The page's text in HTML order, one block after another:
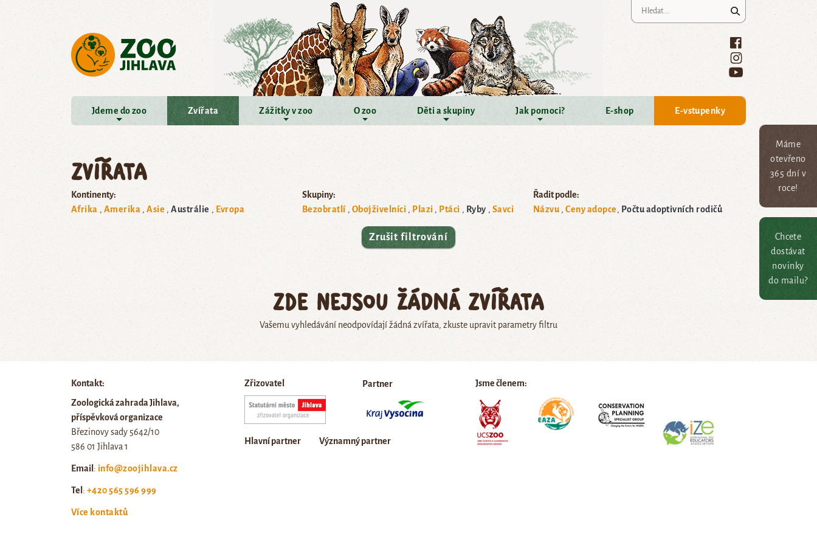
Máme
otevřeno
365 dní v
roce!
Chcete
dostávat
novinky
do mailu?
Jdeme do zoo Zvířata Zážitky v zoo O zoo Děti a skupiny Jak pomoci? E-shop E-vstupenky
Zvířata
Kontinenty:
Afrika
Amerika Asie Austrálie Evropa
Skupiny:
Bezobratlí
Obojživelníci Plazi Ptáci Ryby Savci
Řadit podle:
Názvu
Ceny adopce Počtu adoptivních rodičů
Zrušit filtrování
Zde nejsou žádná zvířata
Vašemu vyhledávání neodpovídají žádná zvířata, zkuste upravit parametry filtru
Kontakt:
Zoologická zahrada Jihlava,
příspěvková organizace
Březinovy sady 5642/10
586 01 Jihlava 1
Email : info@zoojihlava.cz
Tel : +420 565 596 999
Více kontaktů
Zřizovatel Partner
Hlavní partner Významný partner
Jsme členem: